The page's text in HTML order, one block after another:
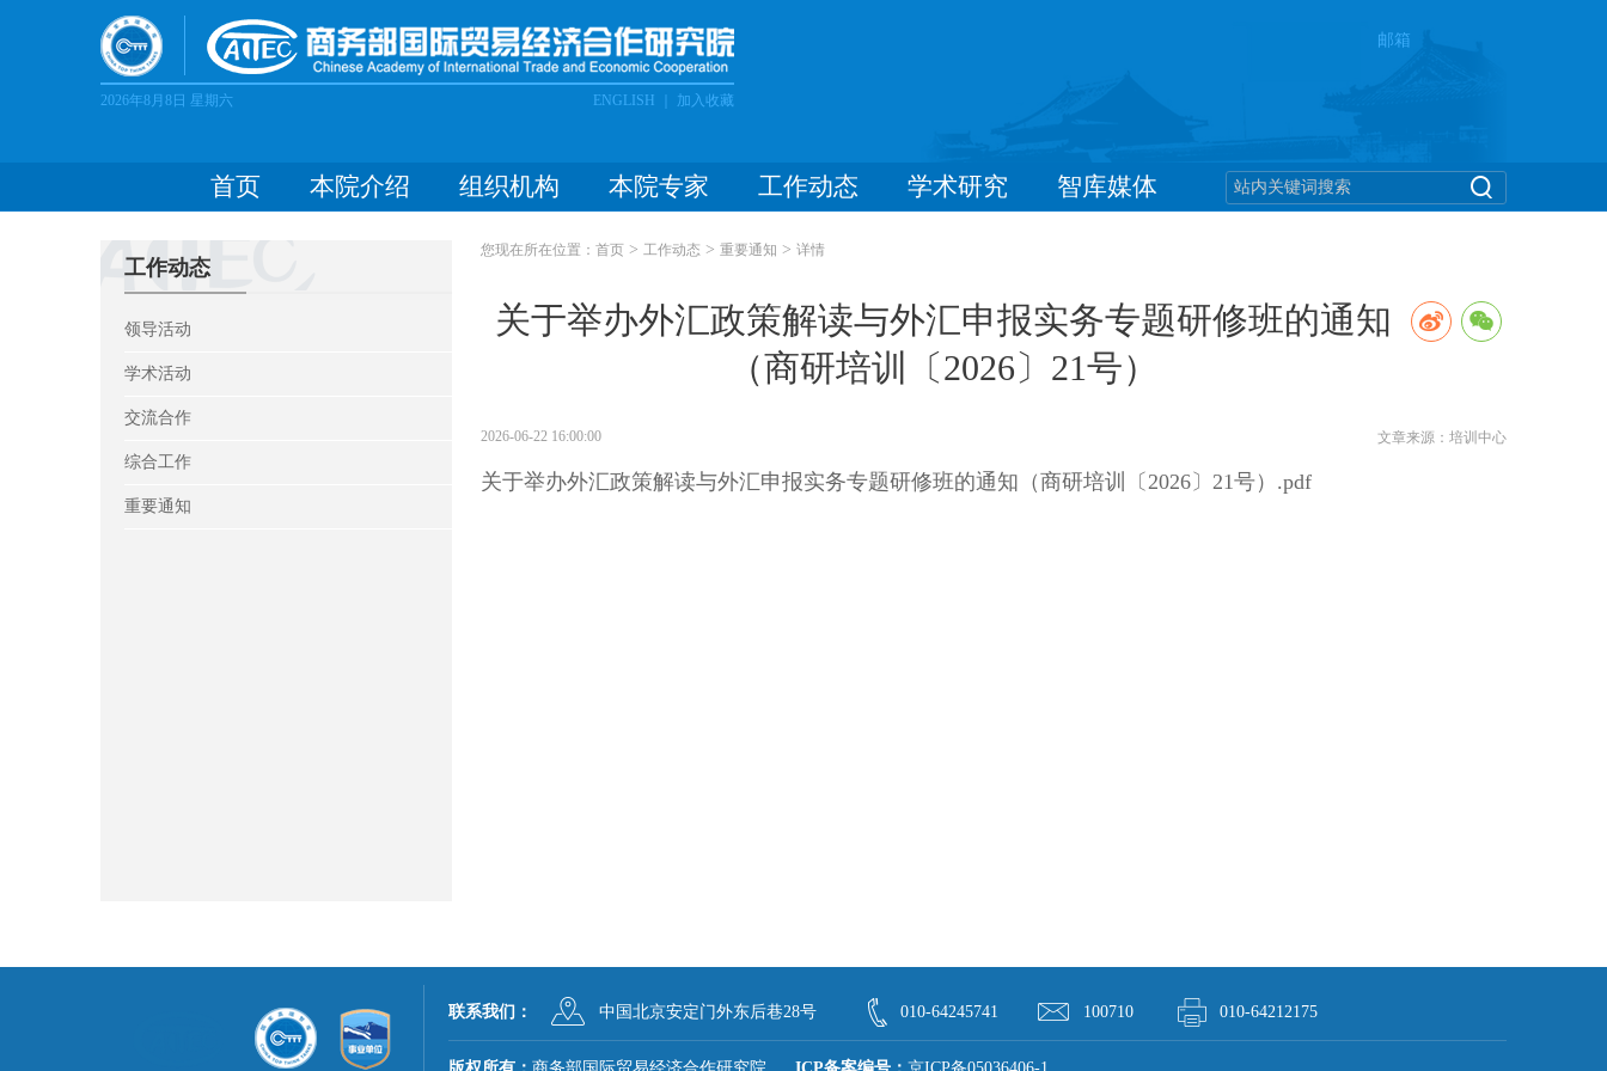
邮箱
2026年8月8日 星期六 ENGLISH 加入收藏
首页 本院介绍 组织机构 本院专家 工作动态 学术研究 智库媒体
工作动态
领导活动
学术活动
交流合作
综合工作
重要通知
您现在所在位置： 首页 > 工作动态 > 重要通知 > 详情
关于举办外汇政策解读与外汇申报实务专题研修班的通知
（商研培训〔2026〕21号）
2026-06-22 16:00:00 文章来源：培训中心
关于举办外汇政策解读与外汇申报实务专题研修班的通知（商研培训〔2026〕21号）.pdf
联系我们： 中国北京安定门外东后巷28号 010-64245741 100710 010-64212175